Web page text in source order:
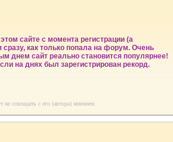
сайте с момента регистрации (а
сразу, как только попала на форум. Очень
днем сайт реально становится популярнее!
на днях был зарегистрирован рекорд.
совпадать с его (автора) мнением.